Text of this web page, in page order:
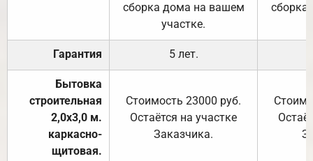
сборка дома на вашем
участке.
Гарантия 5 лет.
Бытовка
строительная
2,0х3,0 м.
каркасно-
щитовая.
Стоимость 23000 руб.
Остаётся на участке
Заказчика.